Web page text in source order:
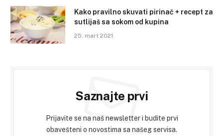
Kako pravilno skuvati pirinač + recept za
sutlijaš sa sokom od kupina
25. mart 2021.
Saznajte prvi
Prijavite se na naš newsletter i budite prvi
obavešteni o novostima sa našeg servisa.